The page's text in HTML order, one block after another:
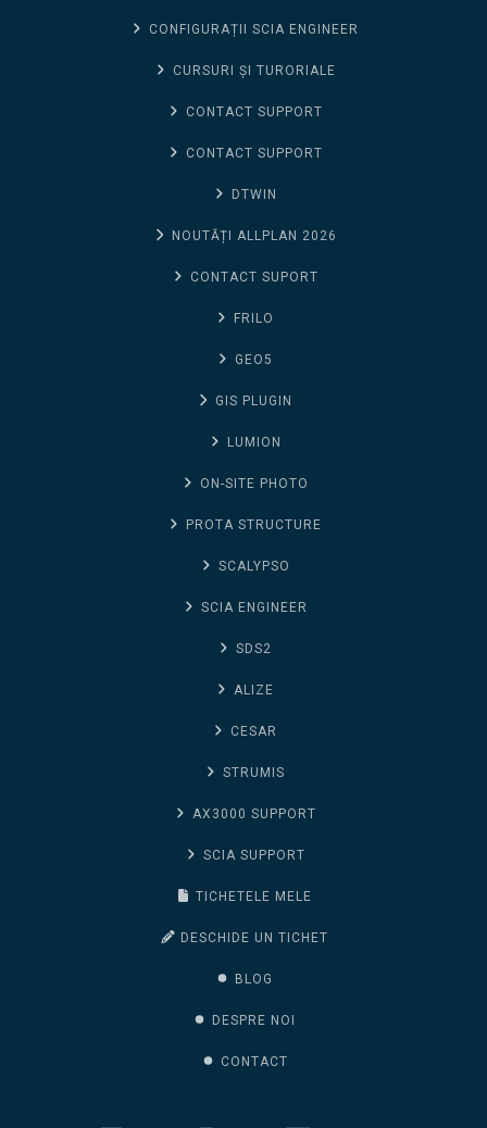
CONFIGURAȚII SCIA ENGINEER
CURSURI ȘI TURORIALE
CONTACT SUPPORT
CONTACT SUPPORT
DTWIN
NOUTĂȚI ALLPLAN 2026
CONTACT SUPORT
FRILO
GEO5
GIS PLUGIN
LUMION
ON-SITE PHOTO
PROTA STRUCTURE
SCALYPSO
SCIA ENGINEER
SDS2
ALIZE
CESAR
STRUMIS
AX3000 SUPPORT
SCIA SUPPORT
TICHETELE MELE
DESCHIDE UN TICHET
BLOG
DESPRE NOI
CONTACT